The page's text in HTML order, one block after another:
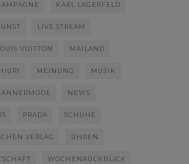
KARL LAGERFELD
LIVE STREAM
VUITTON MAILAND
MEINUNG MUSIK
NEWS
PRADA SCHUHE
VERLAG UHREN
WOCHENRÜCKBLICK